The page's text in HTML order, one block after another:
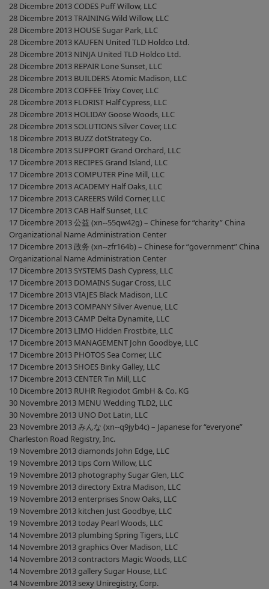
28 Dicembre 2013 CODES Puff Willow, LLC
28 Dicembre 2013 TRAINING Wild Willow, LLC
28 Dicembre 2013 HOUSE Sugar Park, LLC
28 Dicembre 2013 KAUFEN United TLD Holdco Ltd.
28 Dicembre 2013 NINJA United TLD Holdco Ltd.
28 Dicembre 2013 REPAIR Lone Sunset, LLC
28 Dicembre 2013 BUILDERS Atomic Madison, LLC
28 Dicembre 2013 COFFEE Trixy Cover, LLC
28 Dicembre 2013 FLORIST Half Cypress, LLC
28 Dicembre 2013 HOLIDAY Goose Woods, LLC
28 Dicembre 2013 SOLUTIONS Silver Cover, LLC
18 Dicembre 2013 BUZZ dotStrategy Co.
18 Dicembre 2013 SUPPORT Grand Orchard, LLC
17 Dicembre 2013 RECIPES Grand Island, LLC
17 Dicembre 2013 COMPUTER Pine Mill, LLC
17 Dicembre 2013 ACADEMY Half Oaks, LLC
17 Dicembre 2013 CAREERS Wild Corner, LLC
17 Dicembre 2013 CAB Half Sunset, LLC
17 Dicembre 2013 公益 (xn--55qw42g) – Chinese for “charity” China
Organizational Name Administration Center
17 Dicembre 2013 政务 (xn--zfr164b) – Chinese for “government” China
Organizational Name Administration Center
17 Dicembre 2013 SYSTEMS Dash Cypress, LLC
17 Dicembre 2013 DOMAINS Sugar Cross, LLC
17 Dicembre 2013 VIAJES Black Madison, LLC
17 Dicembre 2013 COMPANY Silver Avenue, LLC
17 Dicembre 2013 CAMP Delta Dynamite, LLC
17 Dicembre 2013 LIMO Hidden Frostbite, LLC
17 Dicembre 2013 MANAGEMENT John Goodbye, LLC
17 Dicembre 2013 PHOTOS Sea Corner, LLC
17 Dicembre 2013 SHOES Binky Galley, LLC
17 Dicembre 2013 CENTER Tin Mill, LLC
10 Dicembre 2013 RUHR Regiodot GmbH & Co. KG
30 Novembre 2013 MENU Wedding TLD2, LLC
30 Novembre 2013 UNO Dot Latin, LLC
23 Novembre 2013 みんな (xn--q9jyb4c) – Japanese for “everyone”
Charleston Road Registry, Inc.
19 Novembre 2013 diamonds John Edge, LLC
19 Novembre 2013 tips Corn Willow, LLC
19 Novembre 2013 photography Sugar Glen, LLC
19 Novembre 2013 directory Extra Madison, LLC
19 Novembre 2013 enterprises Snow Oaks, LLC
19 Novembre 2013 kitchen Just Goodbye, LLC
19 Novembre 2013 today Pearl Woods, LLC
14 Novembre 2013 plumbing Spring Tigers, LLC
14 Novembre 2013 graphics Over Madison, LLC
14 Novembre 2013 contractors Magic Woods, LLC
14 Novembre 2013 gallery Sugar House, LLC
14 Novembre 2013 sexy Uniregistry, Corp.